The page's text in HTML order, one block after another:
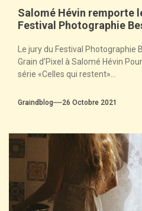
Salomé Hévin remporte
Festival Photographie
Le jury du Festival Photographie
Grain d’Pixel à Salomé Hévin
série «Celles qui restent»...
Graindblog 26 Octobre 2021